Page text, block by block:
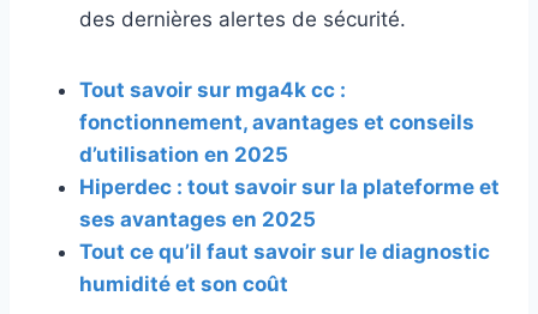
des dernières alertes de sécurité.
Tout savoir sur mga4k cc :
fonctionnement, avantages et conseils
d’utilisation en 2025
Hiperdec : tout savoir sur la plateforme et
ses avantages en 2025
Tout ce qu’il faut savoir sur le diagnostic
humidité et son coût